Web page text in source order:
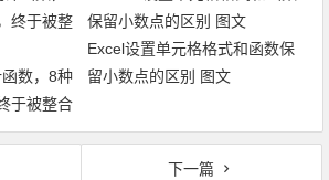
数，8种
于被整合
Excel设置单元格格式和函数保
留小数点的区别 图文
下一篇